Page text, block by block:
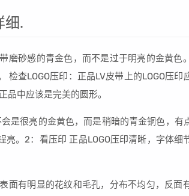
细.
磨砂感的青金色，而不是过于明亮的金黄色
查LOGO压印：正品LV皮带上的LOGO压印
品中应该是完美的圆形。
是很亮的金黄色，而是稍暗的青金铜色，有
。2：看压印 正品LOGO压印清晰，字体细
面有明显的花纹和毛孔，分布不均匀，反面